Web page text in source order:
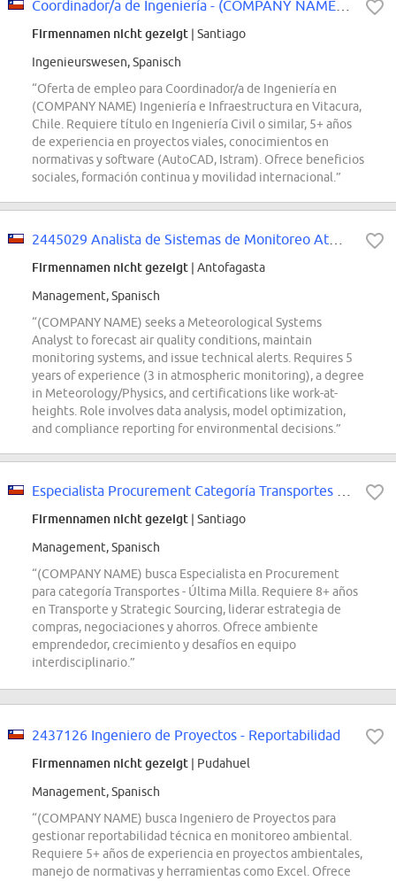
Firmennamen nicht gezeigt | Santiago
Ingenieurswesen, Spanisch
“Oferta de empleo para Coordinador/a de Ingeniería en
(COMPANY NAME) Ingeniería e Infraestructura en Vitacura,
Chile. Requiere título en Ingeniería Civil o similar, 5+ años
de experiencia en proyectos viales, conocimientos en
normativas y software (AutoCAD, Istram). Ofrece beneficios
sociales, formación continua y movilidad internacional.”
Firmennamen nicht gezeigt | Antofagasta
Management, Spanisch
“(COMPANY NAME) seeks a Meteorological Systems
Analyst to forecast air quality conditions, maintain
monitoring systems, and issue technical alerts. Requires 5
years of experience (3 in atmospheric monitoring), a degree
in Meteorology/Physics, and certifications like work-at-
heights. Role involves data analysis, model optimization,
and compliance reporting for environmental decisions.”
Firmennamen nicht gezeigt | Santiago
Management, Spanisch
“(COMPANY NAME) busca Especialista en Procurement
para categoría Transportes - Última Milla. Requiere 8+ años
en Transporte y Strategic Sourcing, liderar estrategia de
compras, negociaciones y ahorros. Ofrece ambiente
emprendedor, crecimiento y desafíos en equipo
interdisciplinario.”
2437126 Ingeniero de Proyectos - Reportabilidad
Firmennamen nicht gezeigt | Pudahuel
Management, Spanisch
“(COMPANY NAME) busca Ingeniero de Proyectos para
gestionar reportabilidad técnica en monitoreo ambiental.
Requiere 5+ años de experiencia en proyectos ambientales,
manejo de normativas y herramientas como Excel. Ofrece